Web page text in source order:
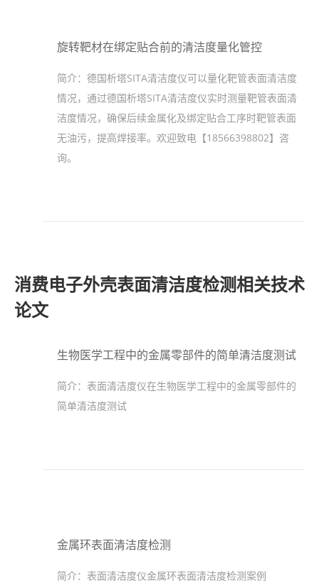
旋转靶材在绑定贴合前的清洁度量化管控
简介： 德国析塔SITA清洁度仪可以量化靶管表面清洁度
情况，通过德国析塔SITA清洁度仪实时测量靶管表面清
洁度情况，确保后续金属化及绑定贴合工序时靶管表面
无油污，提高焊接率。欢迎致电【18566398802】咨
询。
消费电子外壳表面清洁度检测相关技术
论文
生物医学工程中的金属零部件的简单清洁度测试
简介： 表面清洁度仪在生物医学工程中的金属零部件的
简单清洁度测试
金属环表面清洁度检测
简介： 表面清洁度仪金属环表面清洁度检测案例